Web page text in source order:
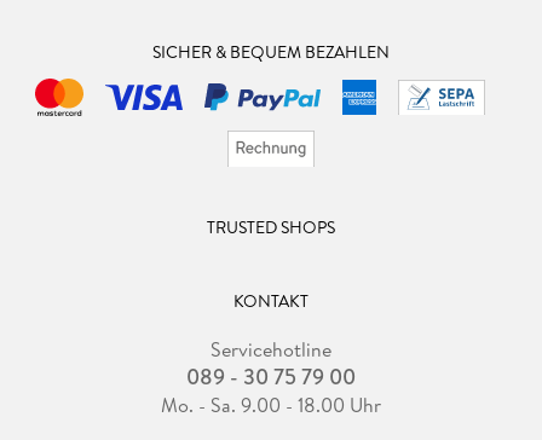
SICHER & BEQUEM BEZAHLEN
TRUSTED SHOPS
KONTAKT
Servicehotline
089 - 30 75 79 00
Mo. - Sa. 9.00 - 18.00 Uhr